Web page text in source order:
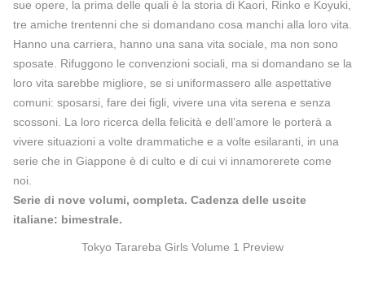
sue opere, la prima delle quali è la storia di Kaori, Rinko e Koyuki,
tre amiche trentenni che si domandano cosa manchi alla loro vita.
Hanno una carriera, hanno una sana vita sociale, ma non sono
sposate. Rifuggono le convenzioni sociali, ma si domandano se la
loro vita sarebbe migliore, se si uniformassero alle aspettative
comuni: sposarsi, fare dei figli, vivere una vita serena e senza
scossoni. La loro ricerca della felicità e dell’amore le porterà a
vivere situazioni a volte drammatiche e a volte esilaranti, in una
serie che in Giappone è di culto e di cui vi innamorerete come
noi.
Serie di nove volumi, completa. Cadenza delle uscite
italiane: bimestrale.
Tokyo Tarareba Girls Volume 1 Preview